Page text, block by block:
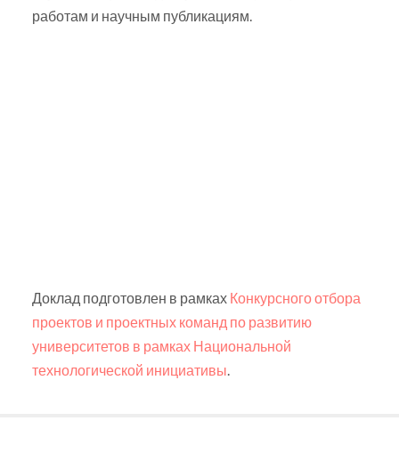
работам и научным публикациям.
Доклад подготовлен в рамках Конкурсного отбора
проектов и проектных команд по развитию
университетов в рамках Национальной
технологической инициативы.